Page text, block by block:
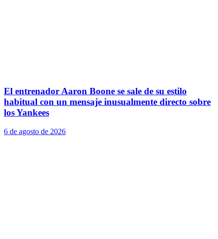
El entrenador Aaron Boone se sale de su estilo
habitual con un mensaje inusualmente directo sobre
los Yankees
6 de agosto de 2026